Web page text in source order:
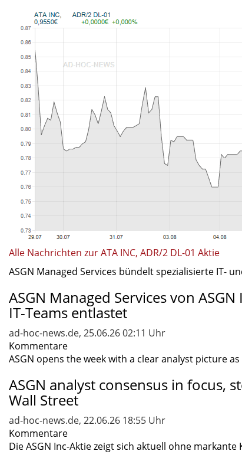
Alle Nachrichten zur ATA INC, ADR/2 DL-01 Aktie
ASGN Managed Services bündelt spezialisierte IT-
ASGN Managed Services von
IT-Teams entlastet
ad-hoc-news.de, 25.06.26 02:11 Uhr
Kommentare
ASGN opens the week with a clear analyst picture
ASGN analyst consensus in focus,
Wall Street
ad-hoc-news.de, 22.06.26 18:55 Uhr
Kommentare
Die ASGN Inc-Aktie zeigt sich aktuell ohne markante